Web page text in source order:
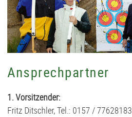
Ansprechpartner
1. Vorsitzender:
Fritz Ditschler, Tel.: 0157 / 77628183